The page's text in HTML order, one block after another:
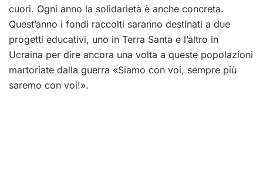
cuori. Ogni anno la solidarietà è anche concreta.
Quest’anno i fondi raccolti saranno destinati a due
progetti educativi, uno in Terra Santa e l’altro in
Ucraina per dire ancora una volta a queste popolazioni
martoriate dalla guerra «Siamo con voi, sempre più
saremo con voi!».